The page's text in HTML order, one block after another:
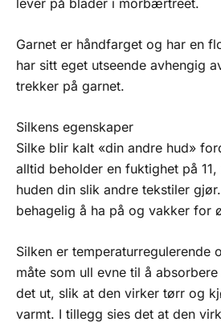
lever på blader i morbærtreet.
Garnet er håndfarget og har en
har sitt eget utseende avhengig
trekker på garnet.
Silkens egenskaper
Silke blir kalt «din andre hud»
alltid beholder en fuktighet på
huden din slik andre tekstiler
behagelig å ha på og vakker for
Silken er temperaturregulerende
måte som ull evne til å
det ut, slik at den virker tørr og
varmt. I tillegg sies det at den